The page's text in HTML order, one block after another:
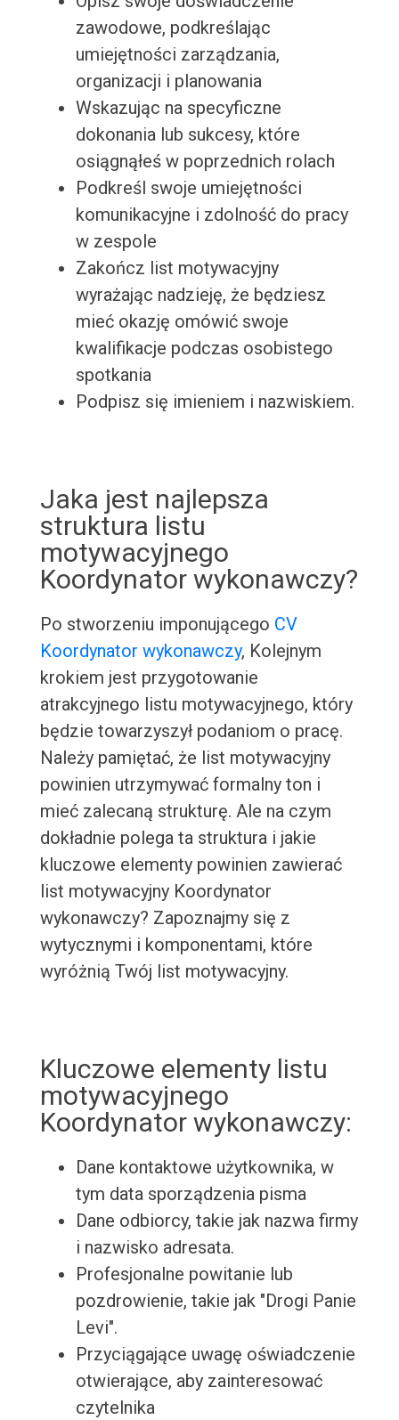
zawodowe, podkreślając
umiejętności zarządzania,
organizacji i planowania
Wskazując na specyficzne
dokonania lub sukcesy, które
osiągnąłeś w poprzednich rolach
Podkreśl swoje umiejętności
komunikacyjne i zdolność do pracy
w zespole
Zakończ list motywacyjny
wyrażając nadzieję, że będziesz
mieć okazję omówić swoje
kwalifikacje podczas osobistego
spotkania
Podpisz się imieniem i nazwiskiem.
Jaka jest najlepsza
struktura listu
motywacyjnego
Koordynator wykonawczy?
Po stworzeniu imponującego CV
Koordynator wykonawczy, Kolejnym
krokiem jest przygotowanie
atrakcyjnego listu motywacyjnego, który
będzie towarzyszył podaniom o pracę.
Należy pamiętać, że list motywacyjny
powinien utrzymywać formalny ton i
mieć zalecaną strukturę. Ale na czym
dokładnie polega ta struktura i jakie
kluczowe elementy powinien zawierać
list motywacyjny Koordynator
wykonawczy? Zapoznajmy się z
wytycznymi i komponentami, które
wyróżnią Twój list motywacyjny.
Kluczowe elementy listu
motywacyjnego
Koordynator wykonawczy:
Dane kontaktowe użytkownika, w
tym data sporządzenia pisma
Dane odbiorcy, takie jak nazwa firmy
i nazwisko adresata.
Profesjonalne powitanie lub
pozdrowienie, takie jak "Drogi Panie
Levi".
Przyciągające uwagę oświadczenie
otwierające, aby zainteresować
czytelnika